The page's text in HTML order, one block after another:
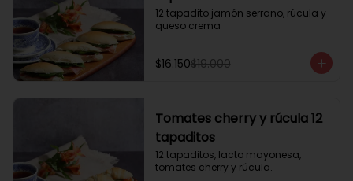
12 tapadito jamón serrano, rúcula y
queso crema
$16.150$19.000
Tomates cherry y rúcula 12
tapaditos
12 tapaditos, lacto mayonesa,
tomates cherry y rúcula.